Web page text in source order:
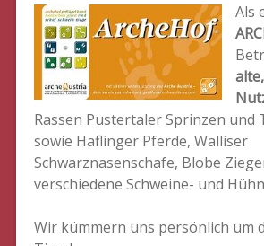
Als
Rassen Pustertaler Sprinzen und
sowie Haflinger Pferde, Walliser
Schwarznasenschafe, Blobe
verschiedene Schweine- und
Wir kümmern uns persönlich um